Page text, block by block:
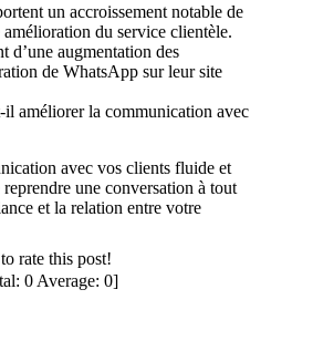
un accroissement notable de
du service clientèle.
d’une augmentation des
de WhatsApp sur leur site
améliorer la communication avec
avec vos clients fluide et
une conversation à tout
et la relation entre votre
rate this post!
0 Average:0]